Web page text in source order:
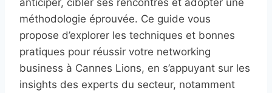
anticiper, cibler ses rencontres et adopter une
méthodologie éprouvée. Ce guide vous
propose d’explorer les techniques et bonnes
pratiques pour réussir votre networking
business à Cannes Lions, en s’appuyant sur les
insights des experts du secteur, notamment